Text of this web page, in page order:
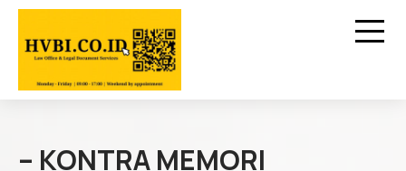
– KONTRA MEMORI